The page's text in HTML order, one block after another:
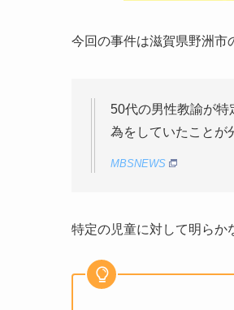
今回の事件は滋賀県野洲市
50代の男性教諭が特
為をしていたことが
MBSNEWS
特定の児童に対して明らか